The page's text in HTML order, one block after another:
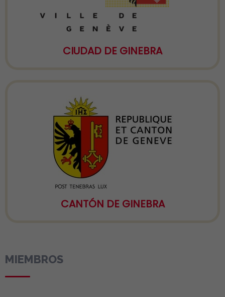
CIUDAD DE GINEBRA
CANTÓN DE GINEBRA
MIEMBROS